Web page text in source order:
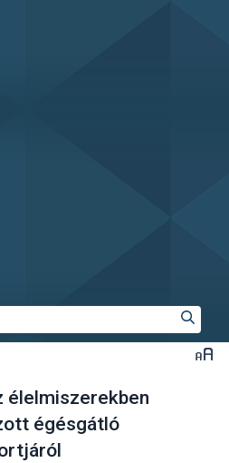
élelmiszerekben
égésgátló